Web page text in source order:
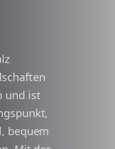
und ist
bequem